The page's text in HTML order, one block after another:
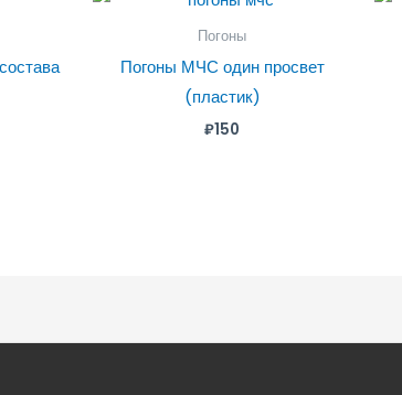
Погоны
Погоны МЧС один просвет
(пластик)
₽150